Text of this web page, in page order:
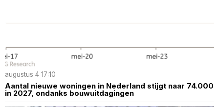
augustus 4 17:10
Aantal nieuwe woningen in Nederland stijgt naar 74.000
in 2027, ondanks bouwuitdagingen